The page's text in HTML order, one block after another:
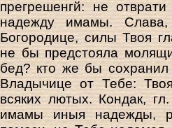
прегрешенгй: не
надежду имамы.
Богородице, силы Твоя
не бы предстояла
бед? кто же бы
Владычице от Тебе:
всяких лютых. Кондак,
имамы иныя надежды,